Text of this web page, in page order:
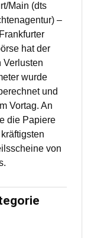
Main (dts
–
hat der
Verlusten
wurde
und
Vortag. An
die Papiere
von